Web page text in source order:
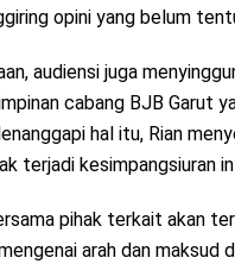
opini yang belum
audiensi juga
cabang BJB Garut
hal itu, Rian
terjadi kesimpangsiuran
pihak terkait akan
arah dan maksud